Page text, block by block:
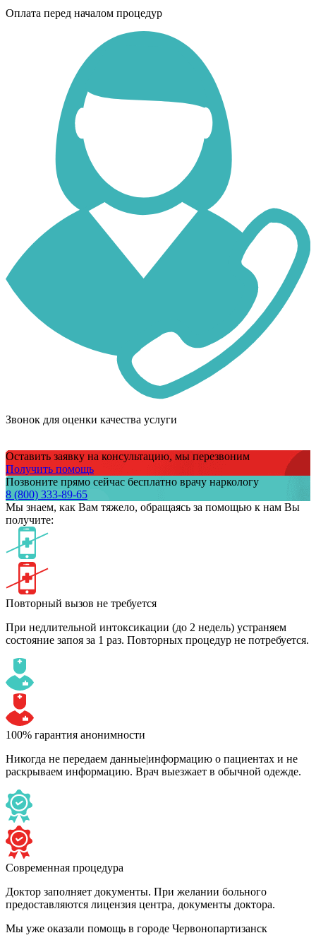
Оплата перед началом процедур
Звонок для оценки качества услуги
Оставить заявку на консультацию, мы перезвоним
Получить помощь
Позвоните прямо сейчас бесплатно врачу наркологу
8 (800) 333-89-65
Мы знаем, как Вам тяжело, обращаясь за помощью к нам Вы
получите:
Повторный вызов не требуется
При недлительной интоксикации (до 2 недель) устраняем
состояние запоя за 1 раз. Повторных процедур не потребуется.
100% гарантия анонимности
Никогда не передаем данные|информацию о пациентах и не
раскрываем информацию. Врач выезжает в обычной одежде.
Современная процедура
Доктор заполняет документы. При желании больного
предоставляются лицензия центра, документы доктора.
Мы уже оказали помощь в городе Червонопартизанск